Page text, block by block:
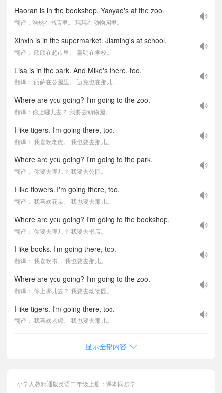
Haoran is in the bookshop. Yaoyao's at the zoo.
翻译：浩然在书店里。 瑶瑶在动物园里。
Xinxin is in the supermarket. Jiaming's at school.
翻译： 欣欣在超市里。 嘉明在学校。
Lisa is in the park. And Mike's there, too.
翻译： 丽萨在公园里。 迈克也在那儿。
Where are you going? I'm going to the zoo.
翻译：你上哪儿去？ 我要去动物园。
I like tigers. I'm going there, too.
翻译： 我喜欢老虎。 我也要去那儿。
Where are you going? I'm going to the park.
翻译： 你要去哪儿？ 我要去公园。
I like flowers. I'm going there, too.
翻译： 我喜欢花朵。 我也要去那儿。
Where are you going? I'm going to the bookshop.
翻译： 你要去哪儿？ 我要去书店。
I like books. I'm going there, too.
翻译： 我喜欢书。 我也要去那儿。
Where are you going? I'm going to the zoo.
翻译： 你上哪儿去？ 我要去动物园。
I like tigers. I'm going there, too.
翻译： 我喜欢老虎。 我也要去那儿。
显示全部内容
小学人教精通版英语二年级上册：课本同步学